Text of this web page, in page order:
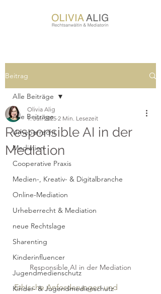
Beitrag
Alle Beiträge
Urheberrecht
Mediation
Cooperative Praxis
Medien-, Kreativ- & Digitalbranche
Online-Mediation
Urheberrecht & Mediation
neue Rechtslage
Sharenting
Kinderinfluencer
Jugendmedienschutz
Kinder- & Jugendmedienschutz
Alle Beiträge
Responsible AI in der
Mediation
Olivia Alig
1. Juli 2025 2 Min. Lesezeit
Responsible AI in der Mediation
Ethische Anforderungen und